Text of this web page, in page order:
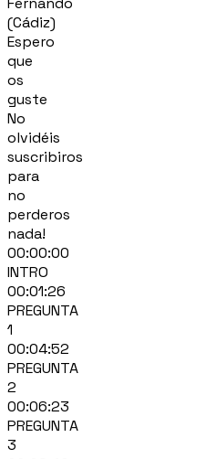
(Cádiz)
Espero
que
os
guste
No
olvidéis
suscribiros
para
no
perderos
nada!
00:00:00
INTRO
00:01:26
PREGUNTA
1
00:04:52
PREGUNTA
2
00:06:23
PREGUNTA
3